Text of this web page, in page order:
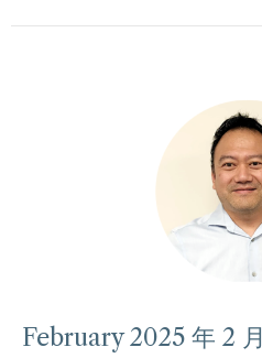
February 2025 年 2 月